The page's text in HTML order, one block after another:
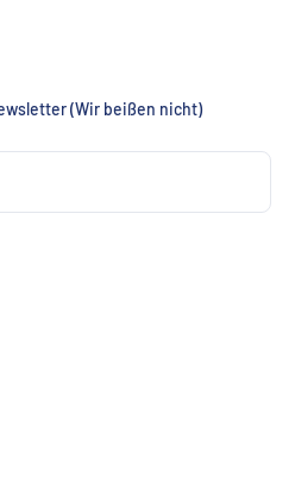
(Wir beißen nicht)